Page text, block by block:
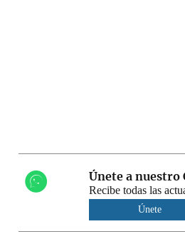
Únete a nuestro
Recibe todas las
Únete